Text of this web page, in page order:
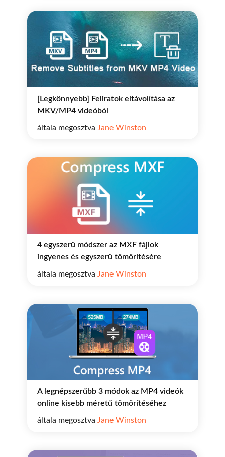
[Legkönnyebb] Feliratok eltávolítása az
MKV/MP4 videóból
általa megosztva Jane Winston
4 egyszerű módszer az MXF fájlok
ingyenes és egyszerű tömörítésére
általa megosztva Jane Winston
A legnépszerűbb 3 módok az MP4 videók
online kisebb méretű tömörítéséhez
általa megosztva Jane Winston